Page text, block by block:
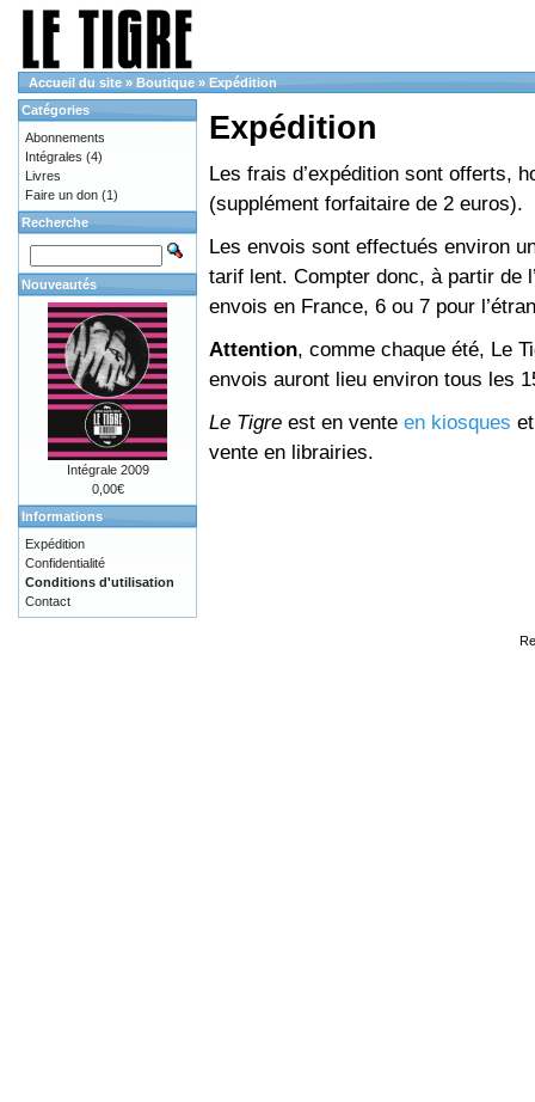
Accueil du site » Boutique » Expédition
Expédition
Les frais d’expédition sont offerts,
(supplément forfaitaire de 2 euros).
Les envois sont effectués environ
tarif lent. Compter donc, à partir de
envois en France, 6 ou 7 pour
Attention, comme chaque été, Le
envois auront lieu environ tous les
Le Tigre est en vente en kiosques
vente en librairies.
Catégories
Abonnements
Intégrales (4)
Livres
Faire un don (1)
Recherche
Nouveautés
Intégrale 2009
0,00€
Informations
Expédition
Confidentialité
Conditions d'utilisation
Contact